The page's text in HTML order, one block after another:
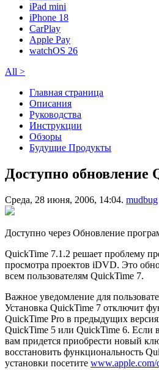
iPad mini
iPhone 18
CarPlay
Apple Pay
watchOS 26
All >
Главная страница
Описания
Руководства
Инструкции
Обзоры
Будущие Продукты
Доступно обновление
Среда, 28 июня, 2006, 14:04. mudbug
Доступно через Обновление
QuickTime 7.1.2 решает проблему
просмотра проектов iDVD. Это
всем пользователям QuickTime 7.
Важное уведомление для
Установка QuickTime 7 отключит
QuickTime Pro в предыдущих
QuickTime 5 или QuickTime 6. Если
вам придется приобрести новый
восстановить функциональность
установки посетите www.apple.com/